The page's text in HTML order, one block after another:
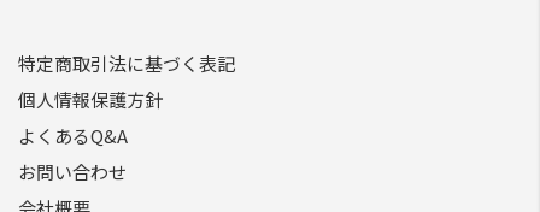
特定商取引法に基づく表記
個人情報保護方針
よくあるQ&A
お問い合わせ